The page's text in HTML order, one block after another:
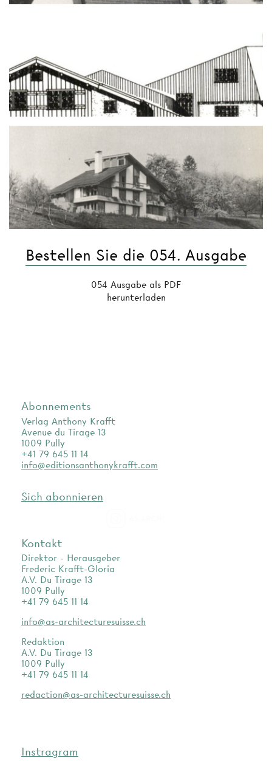
Bestellen Sie die 054. Ausgabe
054 Ausgabe als PDF
herunterladen
Abonnements
Verlag Anthony Krafft
Avenue du Tirage 13
1009 Pully
+41 79 645 11 14
info@editionsanthonykrafft.com
Sich abonnieren
Kontakt
Direktor - Herausgeber
Frederic Krafft-Gloria
A.V. Du Tirage 13
1009 Pully
+41 79 645 11 14
info@as-architecturesuisse.ch
Redaktion
A.V. Du Tirage 13
1009 Pully
+41 79 645 11 14
redaction@as-architecturesuisse.ch
Instragram